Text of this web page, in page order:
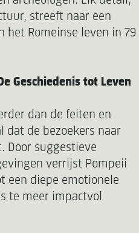
streeft naar een
het Romeinse leven in 79
Geschiedenis tot Leven
dan de feiten en
dat de bezoekers naar
Door suggestieve
verrijst Pompeii
een diepe emotionele
te meer impactvol